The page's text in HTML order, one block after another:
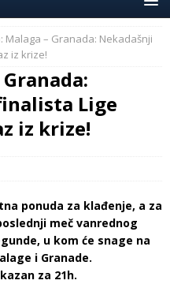
Malaga – Granada: Nekadašnji
iz krize!
Lige
iz krize!
ponuda za klađenje, a za
meč vanrednog
u kom će snage na
i Granade.
za 21h.